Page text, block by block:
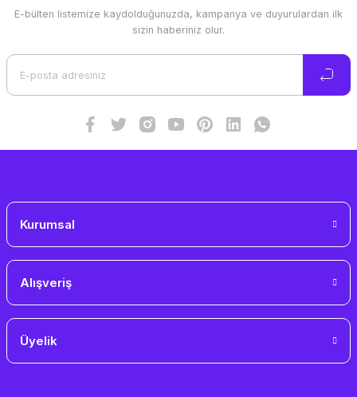
Ürün resmi kalitesiz, bozuk veya görüntülenemiyor.
E-bülten listemize kaydolduğunuzda, kampanya ve duyurulardan ilk
sizin haberiniz olur.
Kurumsal
Alışveriş
Üyelik